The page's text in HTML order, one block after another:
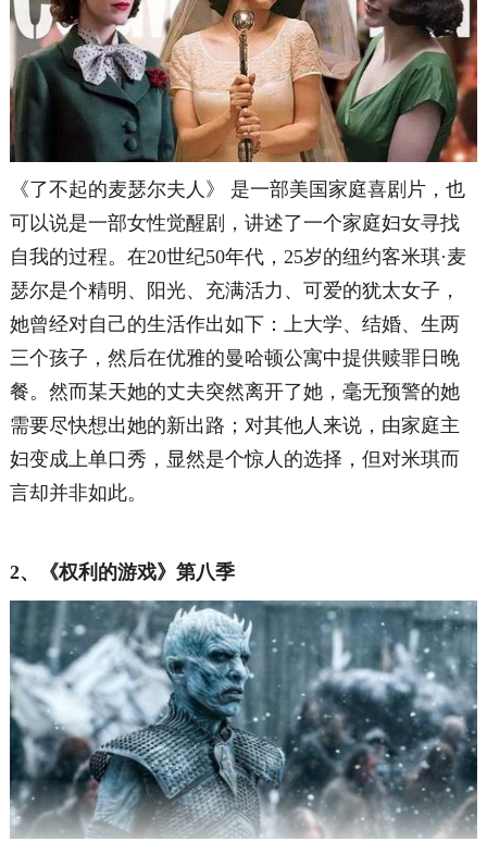
《了不起的麦瑟尔夫人》 是一部美国家庭喜剧片，也
可以说是一部女性觉醒剧，讲述了一个家庭妇女寻找
自我的过程。在20世纪50年代，25岁的纽约客米琪·麦
瑟尔是个精明、阳光、充满活力、可爱的犹太女子，
她曾经对自己的生活作出如下：上大学、结婚、生两
三个孩子，然后在优雅的曼哈顿公寓中提供赎罪日晚
餐。然而某天她的丈夫突然离开了她，毫无预警的她
需要尽快想出她的新出路；对其他人来说，由家庭主
妇变成上单口秀，显然是个惊人的选择，但对米琪而
言却并非如此。
2、《权利的游戏》第八季